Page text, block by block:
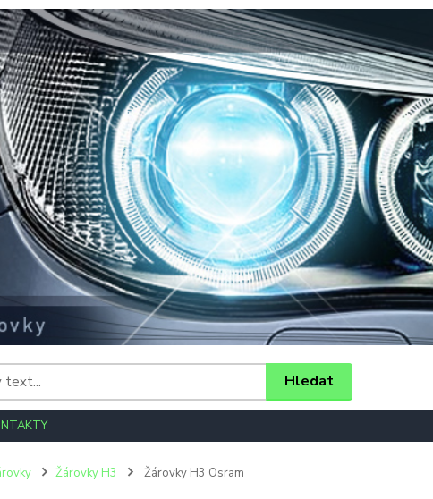
Hledat
Žárovky H3 Žárovky H3 Osram